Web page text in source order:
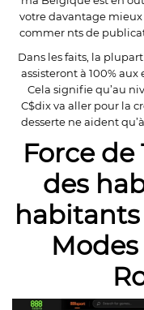
votre davantage
commer nts de
Dans les faits, la
assisteront à 100%
Cela signifie qu’au
C$dix va aller pour la
desserte ne aident
Force
des
habitants